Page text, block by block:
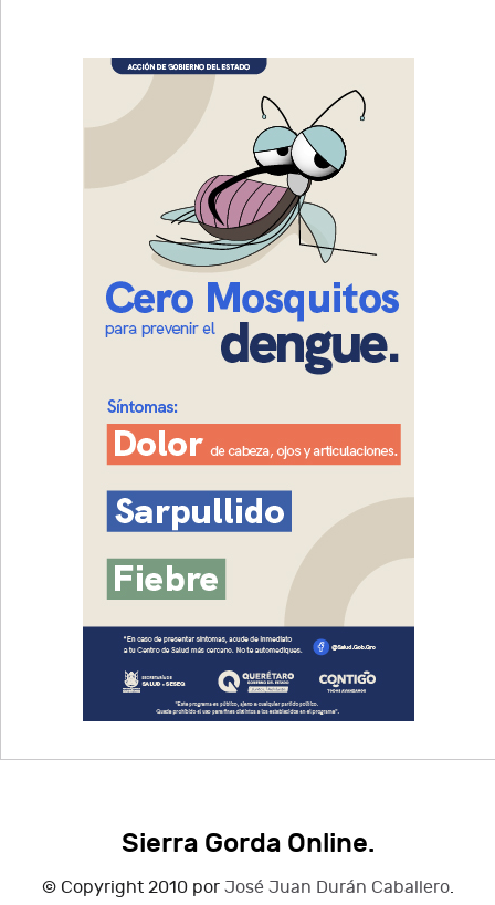
Sierra Gorda Online.
© Copyright 2010 por José Juan Durán Caballero.